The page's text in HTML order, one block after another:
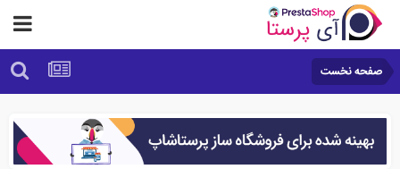
صفحه نخست